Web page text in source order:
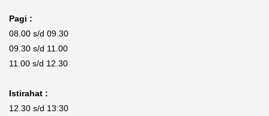
Pagi :
08.00 s/d 09.30
09.30 s/d 11.00
11.00 s/d 12.30
Istirahat :
12.30 s/d 13:30